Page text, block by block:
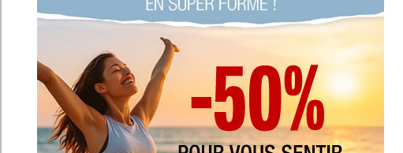
amie
nous a quittés voici déjà 1mois1/2. Je
Son dernier SMS par lequel elle m'informait
qu'elle devait reprendre la chimio le
je n'avais pas réussi à avoir de ses
ARCHIVES